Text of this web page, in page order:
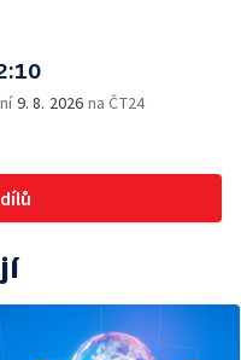
9. 8. 2026 na ČT24